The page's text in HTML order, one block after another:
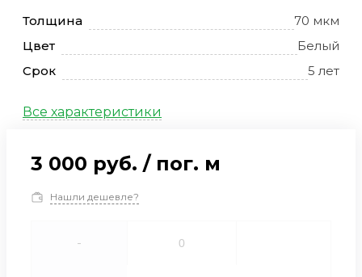
Толщина
70 мкм
Цвет
Белый
Срок
5 лет
Все характеристики
3 000 руб. / пог. м
Нашли дешевле?
-